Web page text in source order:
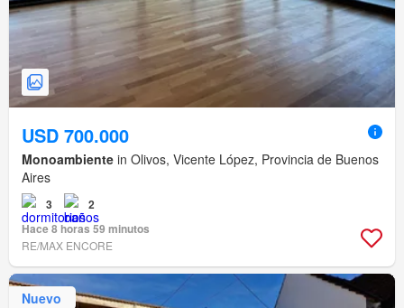
USD 700.000
Monoambiente in Olivos, Vicente López, Provincia de Buenos
Aires
3
2
Hace 8 horas 59 minutos
RE/MAX ENCORE
Nuevo